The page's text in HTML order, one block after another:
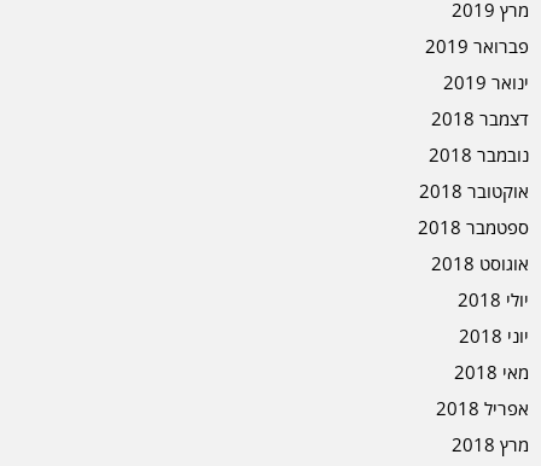
מרץ 2019
פברואר 2019
ינואר 2019
דצמבר 2018
נובמבר 2018
אוקטובר 2018
ספטמבר 2018
אוגוסט 2018
יולי 2018
יוני 2018
מאי 2018
אפריל 2018
מרץ 2018